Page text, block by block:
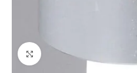
Agrandir